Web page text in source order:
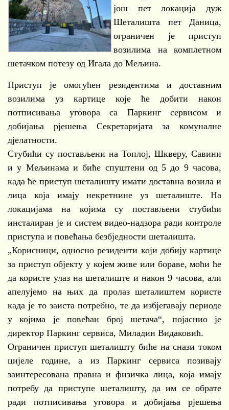
још пет локација дуж
Шеталишта пет Даница,
ограничен је приступ
возилима на комплетном
шетачком потезу од Игала до Мељина.
Приступ је омогућен резидентима и доставним
возилима уз картице које ће добити након
потписивања уговора са Паркинг сервисом и
добијања рјешења Секретаријата за комуналне
дјелатности.
Стубићи су постављени на Топлој, Шкверу, Савини
и у Мељинама и биће спуштени од 5 до 9 часова,
када ће приступ шеталишту имати доставна возила и
лица која имају некретнине уз шеталиште. На
локацијама на којима су постављени стубићи
инсталиран је и систем видео-надзора ради контроле
приступа и повећања безбједности шеталишта.
„Корисници, односно резиденти који добију картице
за приступ објекту у којем живе или бораве, моћи ће
да користе улаз на шеталиште и након 9 часова, али
апелујемо на њих да пролаз шеталиштем користе
када је то заиста потребно, те да избјегавају периоде
у којима је повећан број шетача“, појаснио је
директор Паркинг сервиса, Миладин Видаковић.
Ограничен приступ шеталишту биће на снази током
цијеле године, а из Паркинг сервиса позивају
заинтересована правна и физичка лица, која имају
потребу да приступе шеталишту, да им се обрате
ради потписивања уговора и добијања рјешења